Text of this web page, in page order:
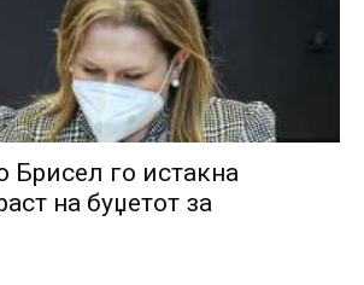
Брисел го истакна
на буџетот за